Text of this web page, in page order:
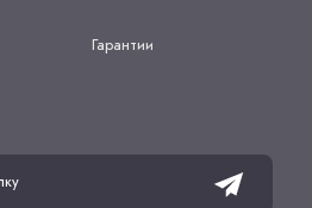
Гарантии